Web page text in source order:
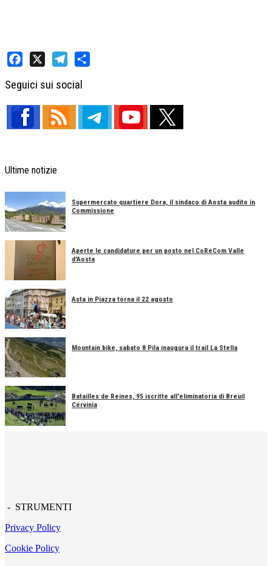
Seguici sui social
Ultime notizie
Supermercato quartiere Dora, il sindaco di Aosta audito in
Commissione
Aperte le candidature per un posto nel CoReCom Valle
d'Aosta
Asta in Piazza torna il 22 agosto
Mountain bike, sabato 8 Pila inaugura il trail La Stella
Batailles de Reines, 95 iscritte all'eliminatoria di Breuil
Cervinia
- STRUMENTI
Privacy Policy
Cookie Policy